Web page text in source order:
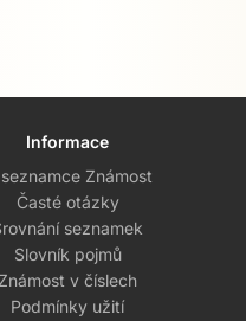
Informace
Známost
Časté otázky
seznamek
Slovník pojmů
Známost v číslech
Podmínky užití